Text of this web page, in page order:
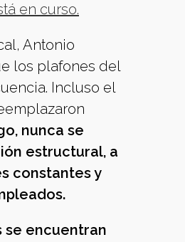
en curso.
Antonio
los plafones del
Incluso el
nunca se
estructural, a
constantes y
se encuentran